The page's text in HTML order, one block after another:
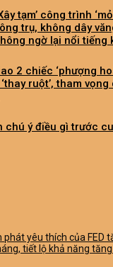
tạm’ công trình
trụ, không dây
ngờ lại nổi tiếng
2 chiếc ‘phượng
ruột’, tham
chú ý điều gì trước
yêu thích của FED
tiết lộ khả năng